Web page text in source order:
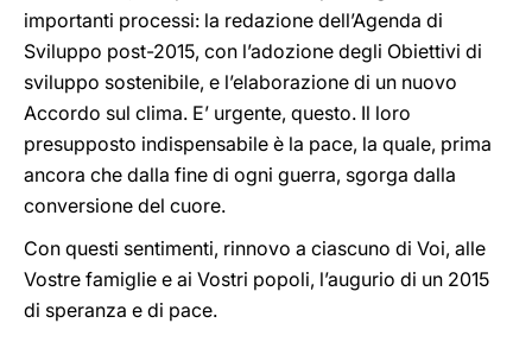
importanti processi: la redazione dell’Agenda di
Sviluppo post-2015, con l’adozione degli Obiettivi di
sviluppo sostenibile, e l’elaborazione di un nuovo
Accordo sul clima. E’ urgente, questo. Il loro
presupposto indispensabile è la pace, la quale, prima
ancora che dalla fine di ogni guerra, sgorga dalla
conversione del cuore.
Con questi sentimenti, rinnovo a ciascuno di Voi, alle
Vostre famiglie e ai Vostri popoli, l’augurio di un 2015
di speranza e di pace.